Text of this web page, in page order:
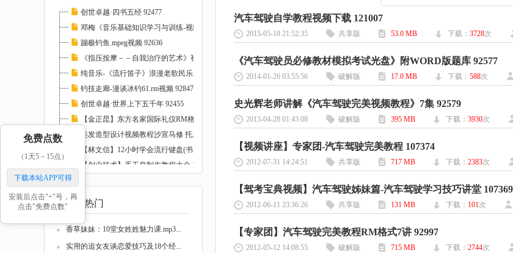
创世卓越·四书五经 92477
邓梅《音乐基础知识学习与训练-视唱练耳》2CD...
蹦极钓鱼.mpeg视频 92636
《指压按摩－－自我治疗的艺术》视频教学 103...
纯音乐-《流行笛子》浪漫老歌民乐2CD 93251
钓技走廊-漫谈冰钓61.rm视频 92847
创世卓越·世界上下五千年 92455
【金正昆】东方名家国际礼仪RM格式20讲 10226...
美发造型设计视频教程沙宣马修 托尼盖 名师集...
【林文信】12小时学会流行键盘(书+视频)全集 ...
【创业技术】手工皂制作教程大全 113628
最新热门
香草妹妹：10堂女姓姓魅力课.mp3...
实用的追女友谈恋爱技巧及18个经...
汽车驾驶自学教程视频下载 121007
2015-05-18 21:52:35 共享版 53.0 MB 下载： 3728次
《汽车驾驶员必修教材模拟考试光盘》附WORD版题库 92577
2014-01-26 03:55:56 破解版 17.0 MB 下载： 588次
史光辉老师讲解《汽车驾驶完美视频教程》7集 92579
2013-04-28 01:43:08 破解版 395 MB 下载： 3930次
【视频讲座】专家团-汽车驾驶完美教程 107374
2012-07-31 14:24:51 共享版 717 MB 下载： 2383次
【驾考宝典视频】汽车驾驶姊妹篇-汽车驾驶学习技巧讲堂 107369
2012-06-11 23:36:26 共享版 131 MB 下载： 101次
【专家团】汽车驾驶完美教程RM格式7讲 92997
2012-05-12 14:08:55 破解版 715 MB 下载： 2744次
免费点数
（1天5－15点）
下载本站APP可得
安装后点击"+"号，再
点击"免费点数"